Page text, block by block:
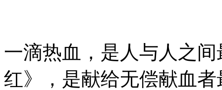
一滴热血，是人与人之
红》，是献给无偿献血